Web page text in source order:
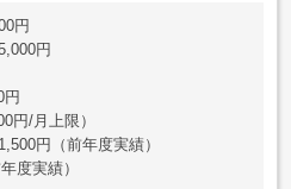
円
円
円
円/月上限）
円（前年度実績）
度実績）